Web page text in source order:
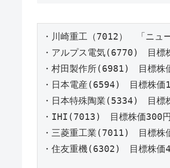
・川崎重工（7012）　「ニュ
・アルプス電気(6770)　目標
・村田製作所(6981)　目標
・日本電産(6594)　目標株
・日本特殊陶業(5334)　目標
・IHI(7013)　目標株価300
・三菱重工業(7011)　目標株
・住友重機(6302)　目標株価